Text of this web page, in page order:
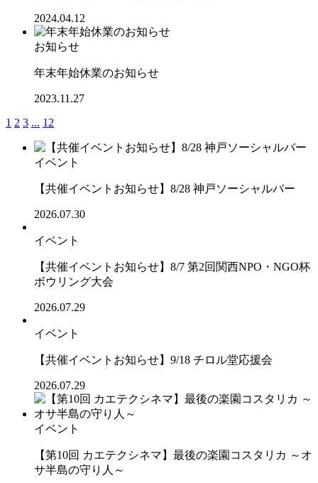
2024.04.12
お知らせ
年末年始休業のお知らせ
2023.11.27
1 2 3 ... 12
イベント
【共催イベントお知らせ】8/28 神戸ソーシャルバー
2026.07.30
イベント
【共催イベントお知らせ】8/7 第2回関西NPO・NGO杯
ボウリング大会
2026.07.29
イベント
【共催イベントお知らせ】9/18 チロル堂応援会
2026.07.29
イベント
【第10回 カエテクシネマ】最後の楽園コスタリカ ～オ
サ半島の守り人～